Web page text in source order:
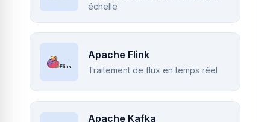
échelle
Apache Flink
Traitement de flux en temps réel
Apache Kafka